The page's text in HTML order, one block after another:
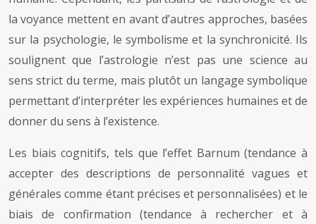
la voyance mettent en avant d’autres approches, basées
sur la psychologie, le symbolisme et la synchronicité. Ils
soulignent que l’astrologie n’est pas une science au
sens strict du terme, mais plutôt un langage symbolique
permettant d’interpréter les expériences humaines et de
donner du sens à l’existence.
Les biais cognitifs, tels que l’effet Barnum (tendance à
accepter des descriptions de personnalité vagues et
générales comme étant précises et personnalisées) et le
biais de confirmation (tendance à rechercher et à